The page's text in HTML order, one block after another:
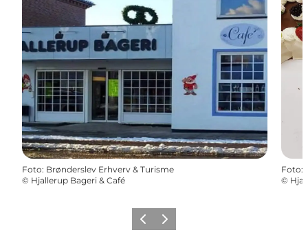
Foto: Brønderslev Erhverv & Turisme
© Hjallerup Bageri & Café
Foto:
©
ZurückWeiter